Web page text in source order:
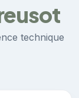
technique